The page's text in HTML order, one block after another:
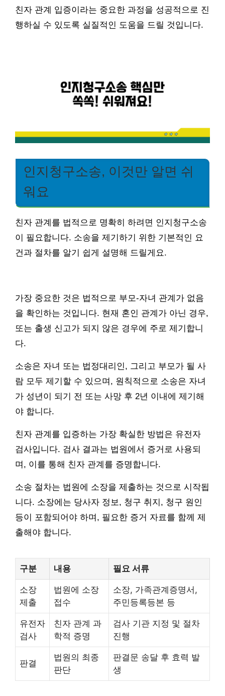
친자 관계 입증이라는 중요한 과정을 성공적으로 진
행하실 수 있도록 실질적인 도움을 드릴 것입니다.
인지청구소송, 이것만 알면 쉬
워요
친자 관계를 법적으로 명확히 하려면 인지청구소송
이 필요합니다. 소송을 제기하기 위한 기본적인 요
건과 절차를 알기 쉽게 설명해 드릴게요.
가장 중요한 것은 법적으로 부모-자녀 관계가 없음
을 확인하는 것입니다. 현재 혼인 관계가 아닌 경우,
또는 출생 신고가 되지 않은 경우에 주로 제기합니
다.
소송은 자녀 또는 법정대리인, 그리고 부모가 될 사
람 모두 제기할 수 있으며, 원칙적으로 소송은 자녀
가 성년이 되기 전 또는 사망 후 2년 이내에 제기해
야 합니다.
친자 관계를 입증하는 가장 확실한 방법은 유전자
검사입니다. 검사 결과는 법원에서 증거로 사용되
며, 이를 통해 친자 관계를 증명합니다.
소송 절차는 법원에 소장을 제출하는 것으로 시작됩
니다. 소장에는 당사자 정보, 청구 취지, 청구 원인
등이 포함되어야 하며, 필요한 증거 자료를 함께 제
출해야 합니다.
구분 내용 필요 서류
소장
제출
법원에 소장
접수
소장, 가족관계증명서,
주민등록등본 등
유전자
검사
친자 관계 과
학적 증명
검사 기관 지정 및 절차
진행
판결
법원의 최종
판단
판결문 송달 후 효력 발
생